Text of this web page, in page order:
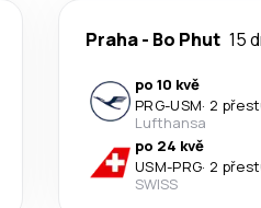
Praha- Bo Phut 15
po 10 kvě
PRG-USM· 2
Lufthansa
po 24 kvě
USM-PRG· 2
SWISS